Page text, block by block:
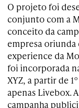
O projeto foi
conjunto com a
conceito da
empresa
experience da
foi incorporada
XYZ, a partir de
apenas Livebox. A
campanha